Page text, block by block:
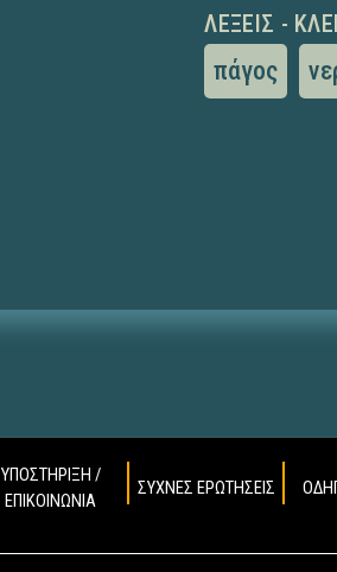
ΛΈΞΕΙΣ -
πάγος
ΥΠΟΣΤΗΡΙΞΗ /
ΕΠΙΚΟΙΝΩΝΙΑ
ΣΥΧΝΕΣ ΕΡΩΤΗΣΕΙΣ